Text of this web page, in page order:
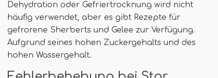
Dehydration oder Gefriertrocknung wird nicht
häufig verwendet, aber es gibt Rezepte für
gefrorene Sherberts und Gelee zur Verfügung.
Aufgrund seines hohen Zuckergehalts und des
hohen Wassergehalt.